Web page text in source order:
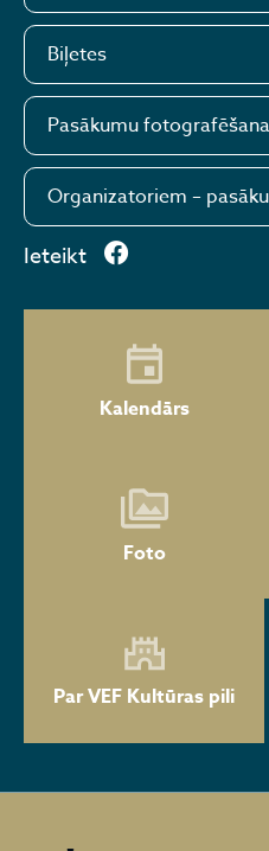
Biļetes
Pasākumu
Organizatoriem –
Ieteikt
Kalendārs
Foto
Par VEF Kultūras pili